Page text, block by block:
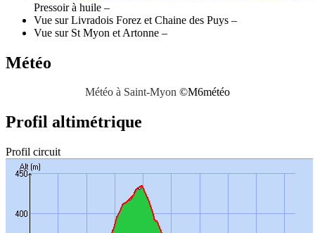
Pressoir à huile –
Vue sur Livradois Forez et Chaine des Puys –
Vue sur St Myon et Artonne –
Météo
Météo à Saint-Myon ©M6météo
Profil altimétrique
Profil circuit